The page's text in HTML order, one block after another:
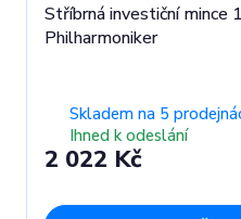
Stříbrná investiční mince
Philharmoniker
Skladem na 5
Ihned k odeslání
2 022 Kč